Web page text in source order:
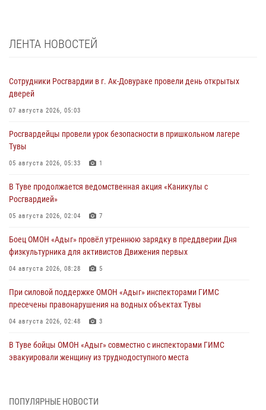
ЛЕНТА НОВОСТЕЙ
Сотрудники Росгвардии в г. Ак-Довураке провели день открытых
дверей
07 августа 2026, 05:03
Росгвардейцы провели урок безопасности в пришкольном лагере
Тувы
05 августа 2026, 05:33 1
В Туве продолжается ведомственная акция «Каникулы с
Росгвардией»
05 августа 2026, 02:04 7
Боец ОМОН «Адыг» провёл утреннюю зарядку в преддверии Дня
физкультурника для активистов Движения первых
04 августа 2026, 08:28 5
При силовой поддержке ОМОН «Адыг» инспекторами ГИМС
пресечены правонарушения на водных объектах Тувы
04 августа 2026, 02:48 3
В Туве бойцы ОМОН «Адыг» совместно с инспекторами ГИМС
эвакуировали женщину из труднодоступного места
Росгвардия проверила организацию отдыха детей в детских
ПОПУЛЯРНЫЕ НОВОСТИ